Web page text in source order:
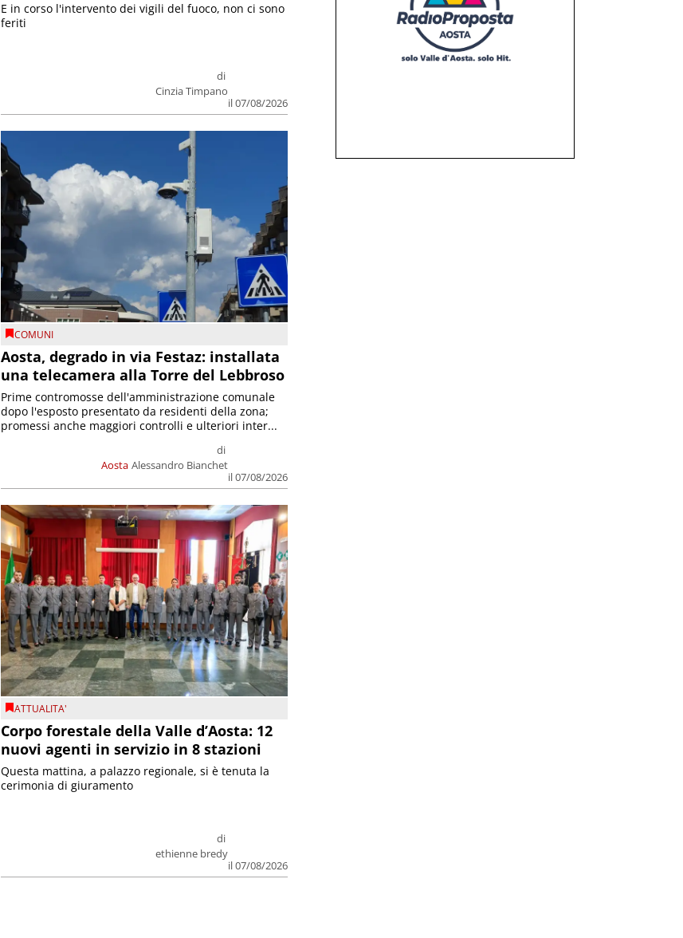
di
Cinzia Timpano
il 07/08/2026
E in corso l'intervento dei vigili del fuoco, non ci sono
feriti
COMUNI
Aosta, degrado in via Festaz: installata
una telecamera alla Torre del Lebbroso
Aosta
di
Alessandro Bianchet
il 07/08/2026
Prime contromosse dell'amministrazione comunale
dopo l'esposto presentato da residenti della zona;
promessi anche maggiori controlli e ulteriori inter...
ATTUALITA'
Corpo forestale della Valle d’Aosta: 12
nuovi agenti in servizio in 8 stazioni
di
ethienne bredy
il 07/08/2026
Questa mattina, a palazzo regionale, si è tenuta la
cerimonia di giuramento